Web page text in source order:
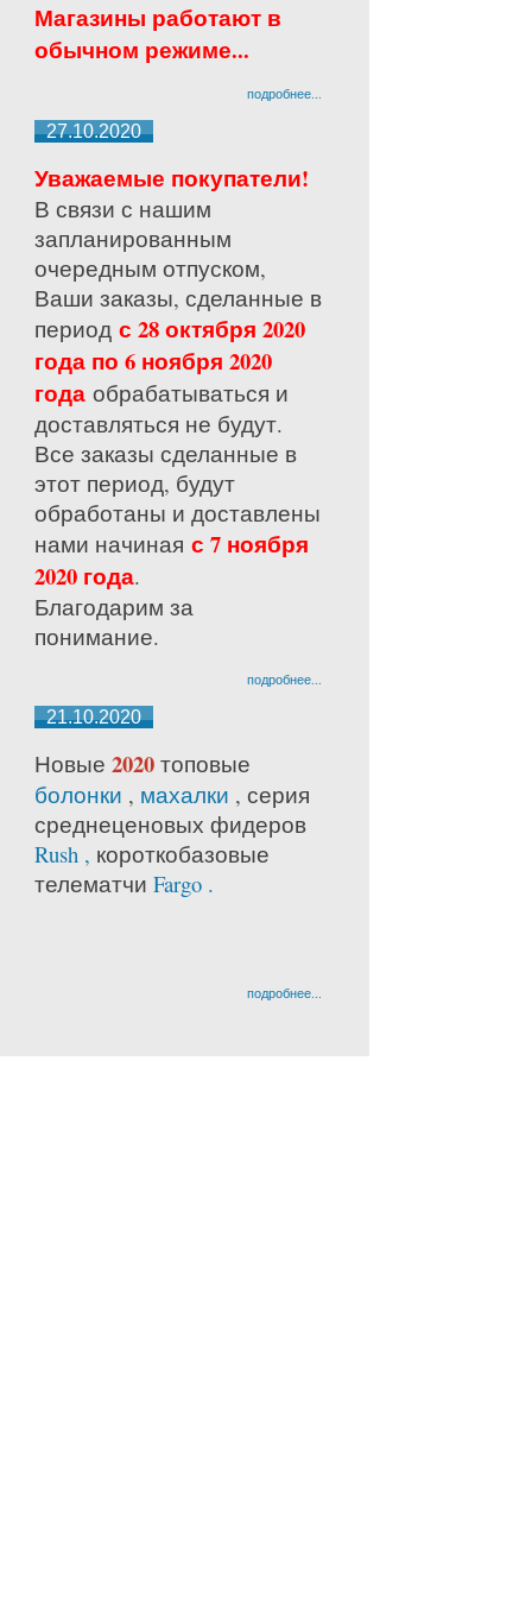
Магазины работают в
обычном режиме...
подробнее...
27.10.2020
Уважаемые покупатели!
В связи с нашим
запланированным
очередным отпуском,
Ваши заказы, сделанные в
период с 28 октября 2020
года по 6 ноября 2020
года обрабатываться и
доставляться не будут.
Все заказы сделанные в
этот период, будут
обработаны и доставлены
нами начиная с 7 ноября
2020 года.
Благодарим за
понимание.
подробнее...
21.10.2020
Новые 2020 топовые
болонки , махалки , серия
среднеценовых фидеров
Rush , короткобазовые
телематчи Fargo .
подробнее...